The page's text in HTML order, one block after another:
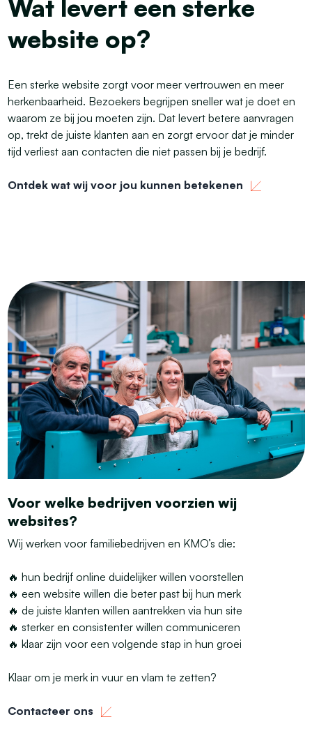
Wat levert een sterke
website op?
Een sterke website zorgt voor meer vertrouwen en meer
herkenbaarheid. Bezoekers begrijpen sneller wat je doet en
waarom ze bij jou moeten zijn. Dat levert betere aanvragen
op, trekt de juiste klanten aan en zorgt ervoor dat je minder
tijd verliest aan contacten die niet passen bij je bedrijf.
Ontdek wat wij voor jou kunnen betekenen
Voor welke bedrijven voorzien wij
websites?
Wij werken voor familiebedrijven en KMO’s die:
🔥 hun bedrijf online duidelijker willen voorstellen
🔥 een website willen die beter past bij hun merk
🔥 de juiste klanten willen aantrekken via hun site
🔥 sterker en consistenter willen communiceren
🔥 klaar zijn voor een volgende stap in hun groei
Klaar om je merk in vuur en vlam te zetten?
Contacteer ons